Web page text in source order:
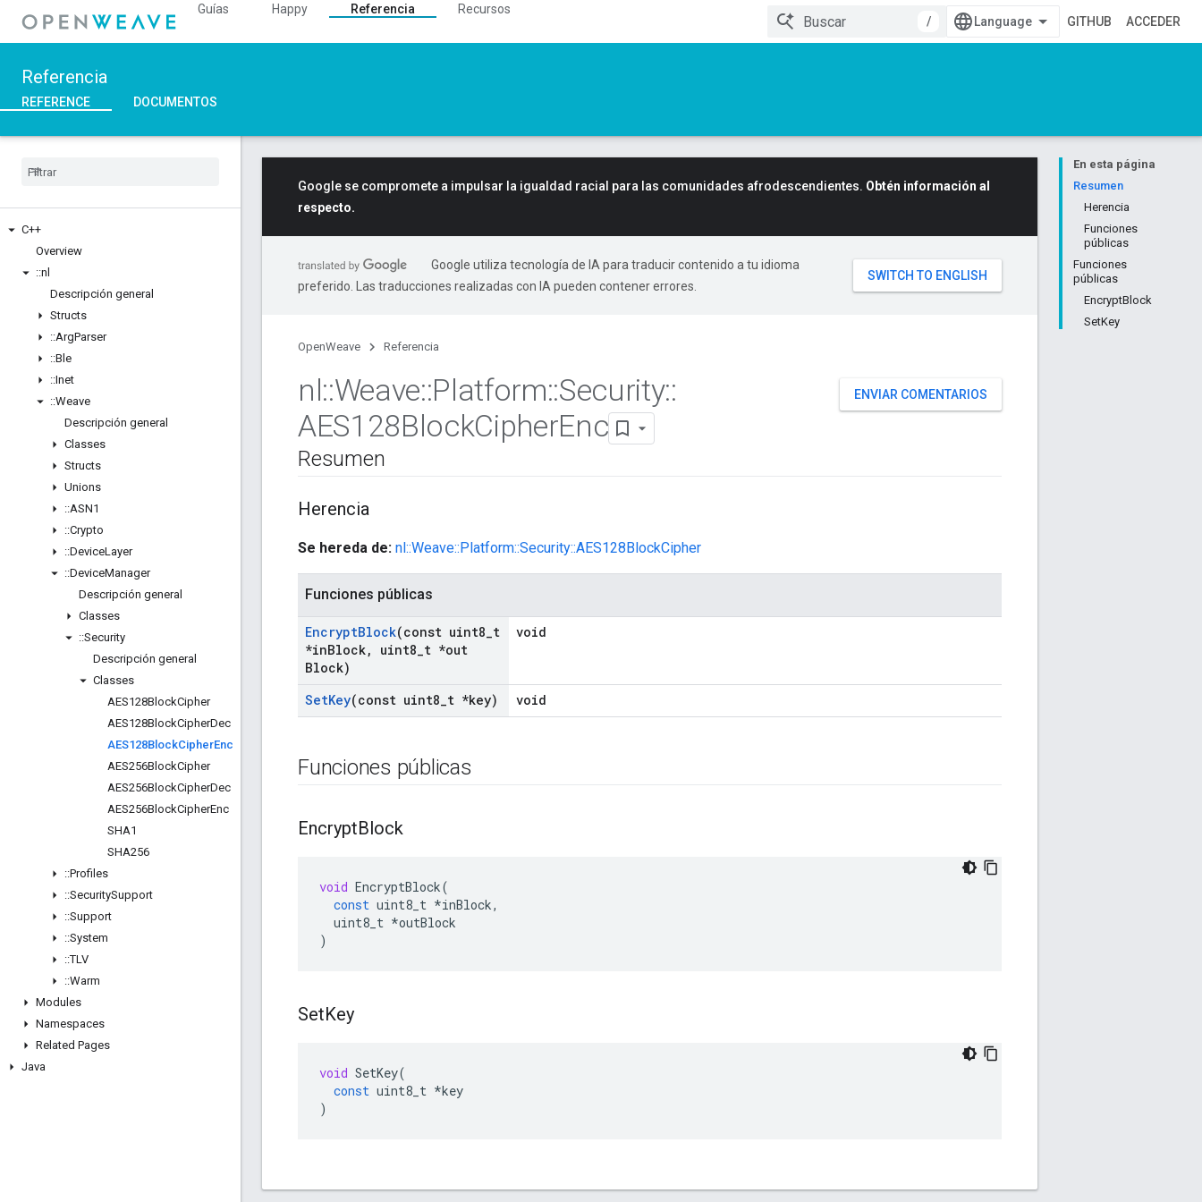
Guías Happy Referencia
Recursos
/
GITHUB ACCEDER
Referencia
REFERENCE DOCUMENTOS
C++
Overview
::nl
Descripción general
Structs
::ArgParser
::Ble
::Inet
::Weave
Descripción general
Classes
Structs
Unions
::ASN1
::Crypto
::DeviceLayer
::DeviceManager
Descripción general
Classes
::Security
Descripción general
Classes
AES128BlockCipher
AES128BlockCipherDec
AES128BlockCipherEnc
AES256BlockCipher
AES256BlockCipherDec
AES256BlockCipherEnc
SHA1
SHA256
::Profiles
::SecuritySupport
::Support
::System
::TLV
::Warm
Modules
Namespaces
Related Pages
Java
En esta página
Resumen
Herencia
Funciones
públicas
Funciones
públicas
EncryptBlock
SetKey
Google se compromete a impulsar la igualdad racial para las comunidades afrodescendientes. Obtén información al
respecto.
Google utiliza tecnología de IA para traducir contenido a tu idioma
preferido. Las traducciones realizadas con IA pueden contener errores.
OpenWeave Referencia
ENVIAR COMENTARIOS
nl::Weave::Platform::Security::
AES128BlockCipherEnc
Resumen
Herencia
Se hereda de: nl::Weave::Platform::Security::AES128BlockCipher
Funciones públicas
EncryptBlock(const uint8 t
*inBlock, uint8 t *out
Block)
void
SetKey(const uint8 t *key) void
Funciones públicas
EncryptBlock
void EncryptBlock(
const uint8_t *inBlock,
uint8_t *outBlock
)
SetKey
void SetKey(
const uint8_t *key
)